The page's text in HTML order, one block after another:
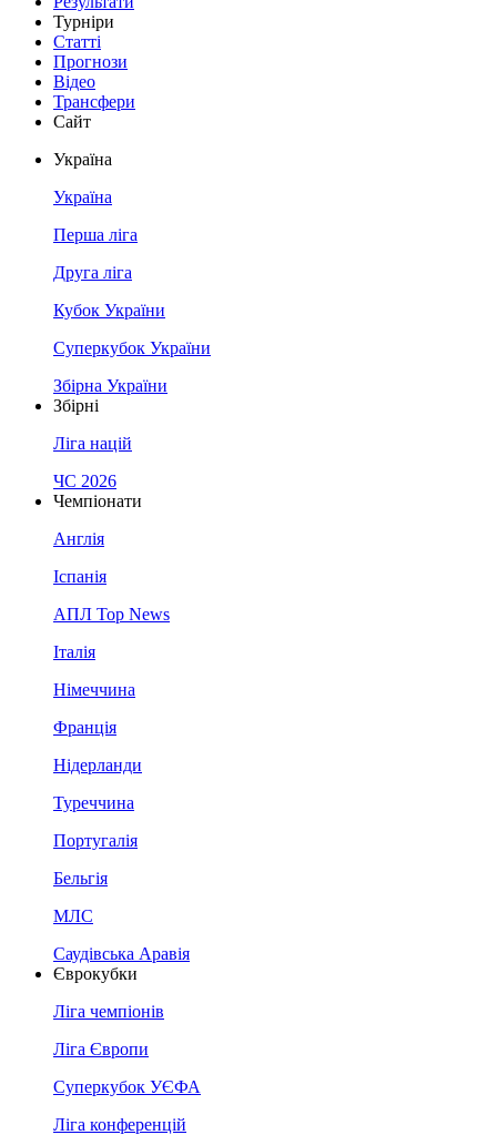
Турніри
Статті
Прогнози
Відео
Трансфери
Сайт
Україна
Україна
Перша ліга
Друга ліга
Кубок України
Суперкубок України
Збірна України
Збірні
Ліга націй
ЧС 2026
Чемпіонати
Англія
Іспанія
АПЛ Top News
Італія
Німеччина
Франція
Нідерланди
Туреччина
Португалія
Бельгія
МЛС
Саудівська Аравія
Єврокубки
Ліга чемпіонів
Ліга Європи
Суперкубок УЄФА
Ліга конференцій